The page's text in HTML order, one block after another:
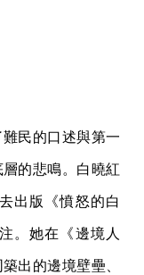
民的口述與第一
的悲鳴。白曉紅
出版《憤怒的白
。她在《邊境人
出的邊境壁壘、